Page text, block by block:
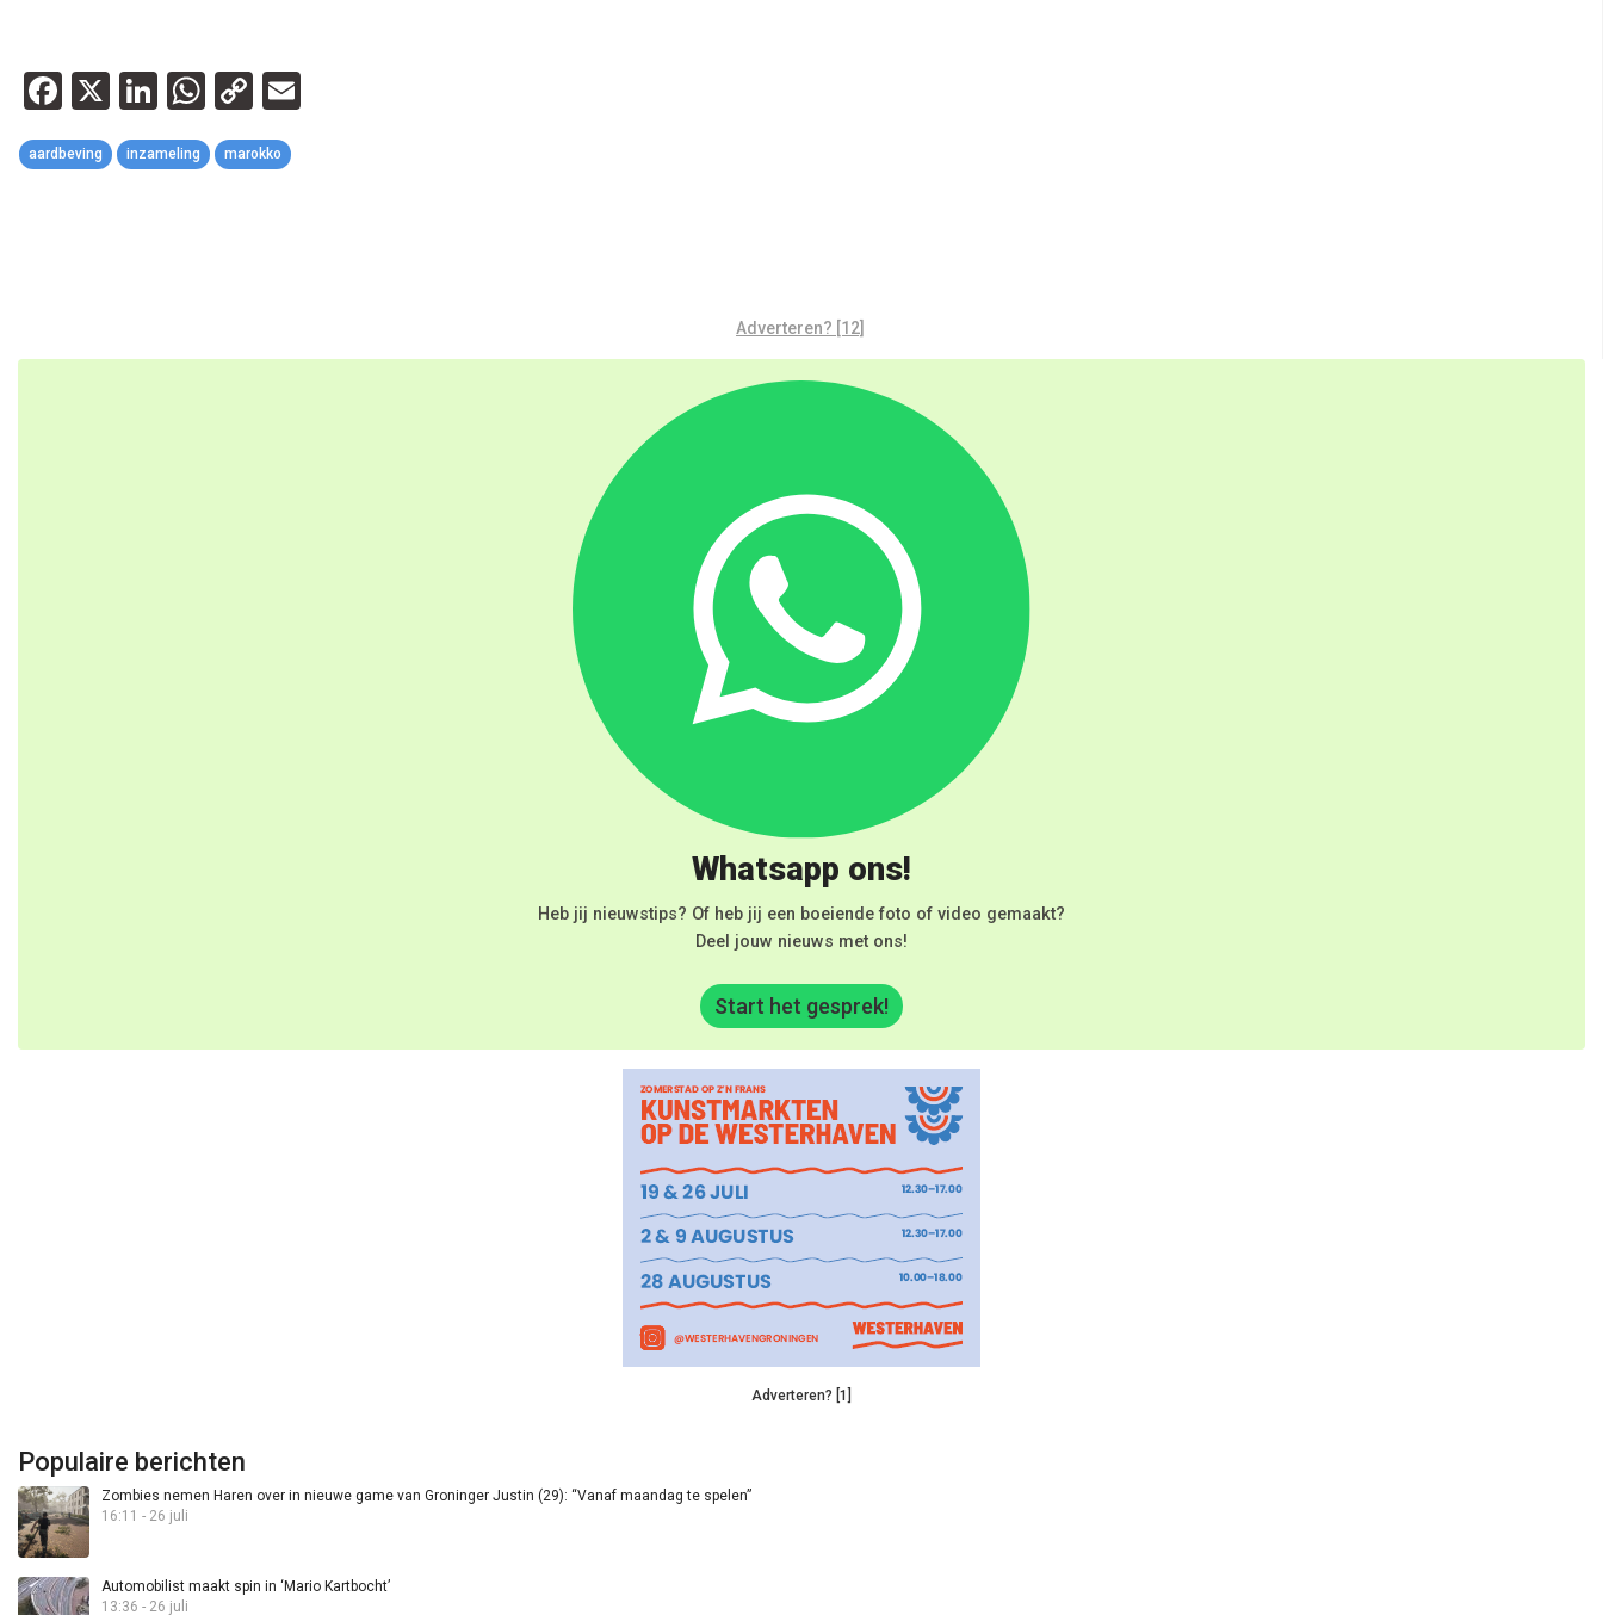
Facebook
X LinkedIn
WhatsApp
Copy
Link
aardbeving inzameling marokko
Adverteren? [12]
Whatsapp ons!
Heb jij nieuwstips? Of heb jij een boeiende foto of video gemaakt?
Deel jouw nieuws met ons!
Start het gesprek!
Adverteren? [1]
Populaire berichten
Zombies nemen Haren over in nieuwe game van Groninger Justin (29): “Vanaf maandag te spelen”
16:11 - 26 juli
Automobilist maakt spin in ‘Mario Kartbocht’
13:36 - 26 juli